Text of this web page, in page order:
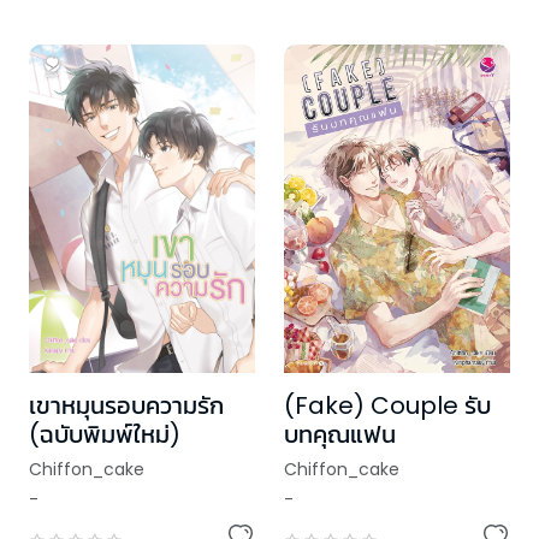
เขาหมุนรอบความรัก
(ฉบับพิมพ์ใหม่)
Chiffon_cake
-
(Fake) Couple รับ
บทคุณแฟน
Chiffon_cake
-